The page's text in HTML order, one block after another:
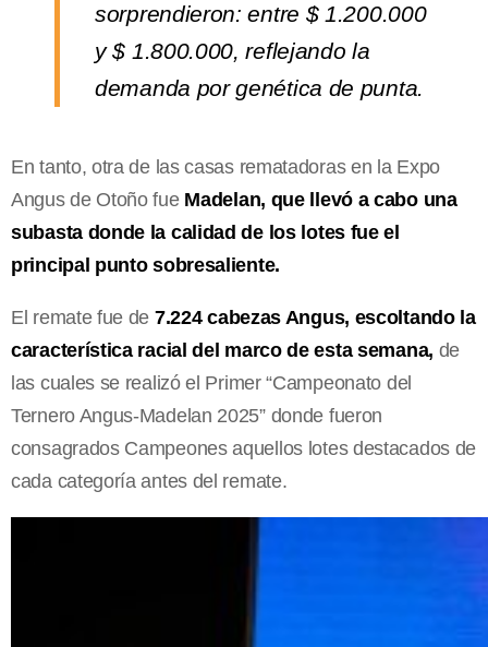
sorprendieron: entre $ 1.200.000
y $ 1.800.000, reflejando la
demanda por genética de punta.
En tanto, otra de las casas rematadoras en la Expo
Angus de Otoño fue Madelan, que llevó a cabo una
subasta donde la calidad de los lotes fue el
principal punto sobresaliente.
El remate fue de 7.224 cabezas Angus, escoltando la
característica racial del marco de esta semana, de
las cuales se realizó el Primer “Campeonato del
Ternero Angus-Madelan 2025” donde fueron
consagrados Campeones aquellos lotes destacados de
cada categoría antes del remate.